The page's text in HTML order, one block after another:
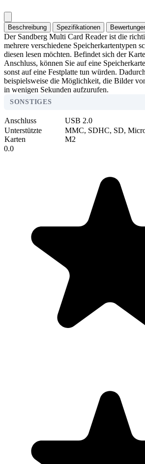
Beschreibung Spezifikationen
Der Sandberg Multi Card Reader ist die
mehrere verschiedene Speicherkartentypen
diesen lesen möchten. Befindet sich der
Anschluss, können Sie auf eine
sonst auf eine Festplatte tun würden.
beispielsweise die Möglichkeit, die Bilder
in wenigen Sekunden aufzurufen.
SONSTIGES
Anschluss
USB 2.0
Unterstützte
Karten
MMC, SDHC, SD,
M2
0.0